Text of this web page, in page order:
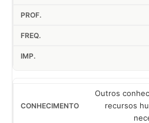
Outros
recursos